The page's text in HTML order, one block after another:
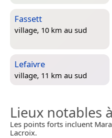
Fassett
village, 10 km au sud
Lefaivre
village, 11 km au sud
Lieux notables
Les points forts incluent
Lacroix.